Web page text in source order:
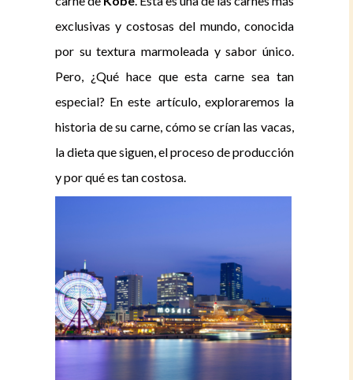
exclusivas y costosas del mundo, conocida
por su textura marmoleada y sabor único.
Pero, ¿Qué hace que esta carne sea tan
especial? En este artículo, exploraremos la
historia de su carne, cómo se crían las vacas,
la dieta que siguen, el proceso de producción
y por qué es tan costosa.